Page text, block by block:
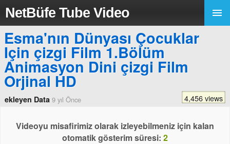
NetBüfe Tube Video
Esma'nın Dünyası Çocuklar
Için çizgi Film 1.Bölüm
Animasyon Dini çizgi Film
Orjinal HD
ekleyen Data 9 yıl Önce 4,456 views
Videoyu misafirimiz olarak izleyebilmeniz için kalan
otomatik gösterim süresi: 2